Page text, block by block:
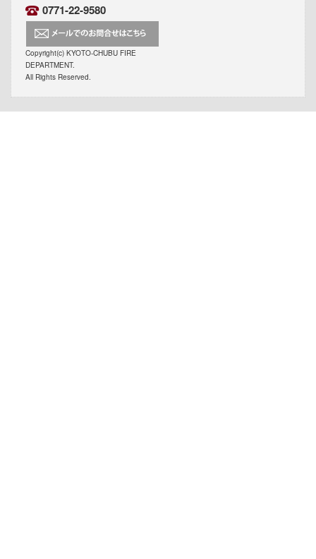
0771-22-9580
Copyright(c) KYOTO-CHUBU FIRE
DEPARTMENT.
All Rights Reserved.